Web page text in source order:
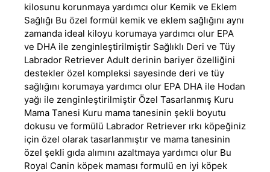
kilosunu korunmaya yardımcı olur Kemik ve Eklem
Sağlığı Bu özel formül kemik ve eklem sağlığını aynı
zamanda ideal kiloyu korumaya yardımcı olur EPA
ve DHA ile zenginleştirilmiştir Sağlıklı Deri ve Tüy
Labrador Retriever Adult derinin bariyer özelliğini
destekler özel kompleksi sayesinde deri ve tüy
sağlığını korumaya yardımcı olur EPA DHA ile Hodan
yağı ile zenginleştirilmiştir Özel Tasarlanmış Kuru
Mama Tanesi Kuru mama tanesinin şekli boyutu
dokusu ve formülü Labrador Retriever ırkı köpeğiniz
için özel olarak tasarlanmıştır ve mama tanesinin
özel şekli gıda alımını azaltmaya yardımcı olur Bu
Royal Canin köpek maması formulü en iyi köpek